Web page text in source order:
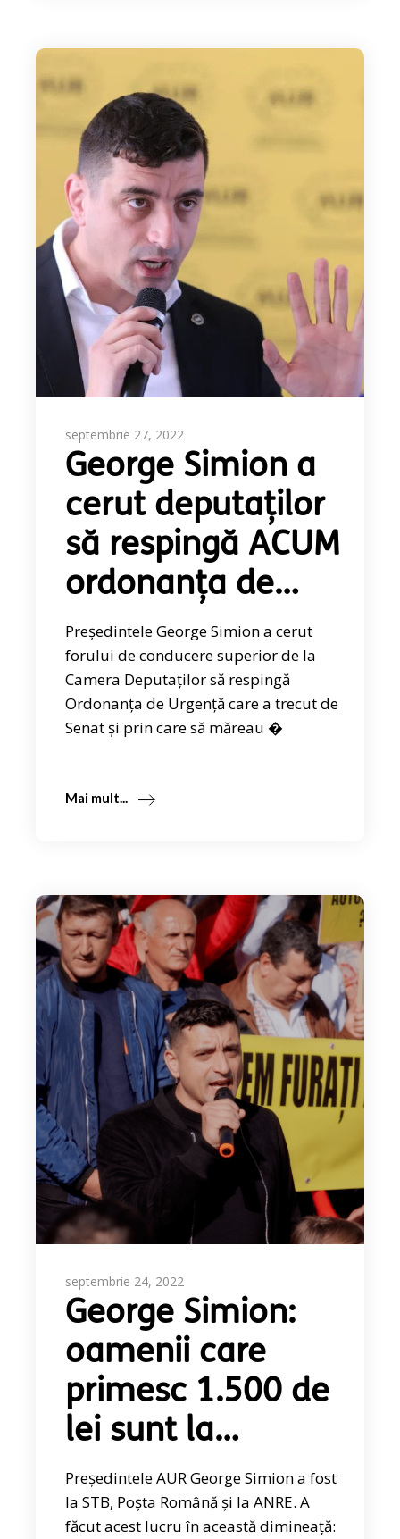
septembrie 27, 2022
George Simion a
cerut deputaților
să respingă ACUM
ordonanța de…
Președintele George Simion a cerut
forului de conducere superior de la
Camera Deputaților să respingă
Ordonanța de Urgență care a trecut de
Senat și prin care să măreau �
Mai mult...
septembrie 24, 2022
George Simion:
oamenii care
primesc 1.500 de
lei sunt la…
Președintele AUR George Simion a fost
la STB, Poșta Română și la ANRE. A
făcut acest lucru în această dimineață: